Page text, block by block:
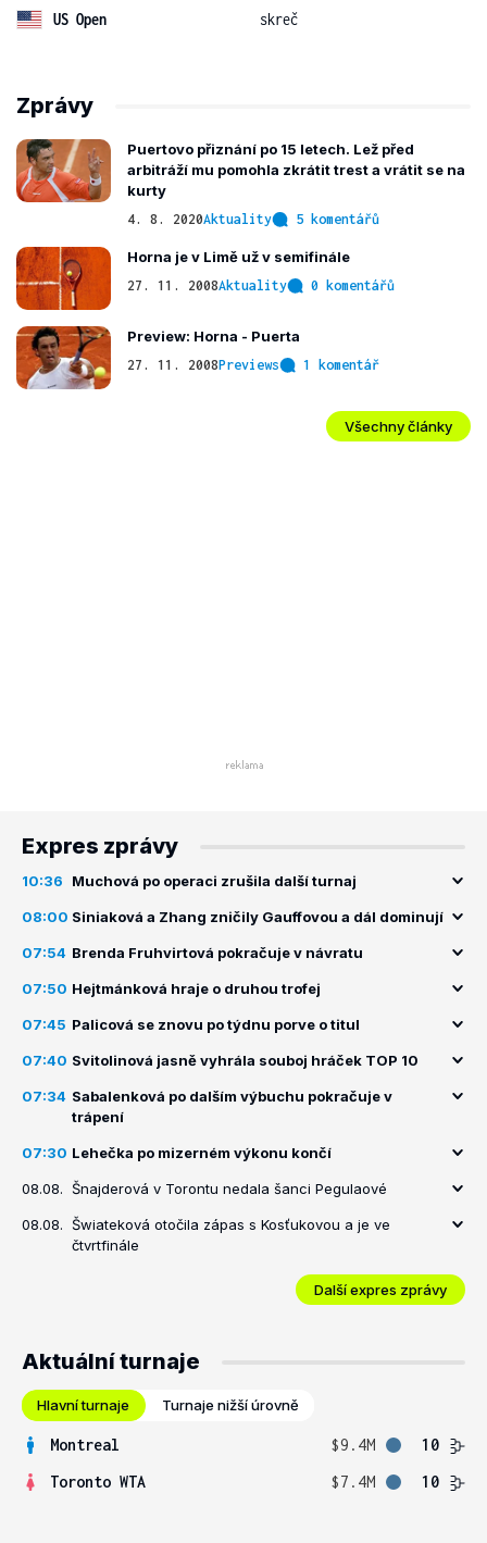
US Open
skreč
Zprávy
Puertovo přiznání po 15 letech. Lež před
arbitráží mu pomohla zkrátit trest a vrátit se na
kurty
4. 8. 2020Aktuality 5 komentářů
Horna je v Limě už v semifinále
27. 11. 2008Aktuality 0 komentářů
Preview: Horna - Puerta
27. 11. 2008Previews 1 komentář
Všechny články
Expres zprávy
10:36 Muchová po operaci zrušila další turnaj
08:00 Siniaková a Zhang zničily Gauffovou a dál dominují
07:54 Brenda Fruhvirtová pokračuje v návratu
07:50 Hejtmánková hraje o druhou trofej
07:45 Palicová se znovu po týdnu porve o titul
07:40 Svitolinová jasně vyhrála souboj hráček TOP 10
07:34 Sabalenková po dalším výbuchu pokračuje v
trápení
07:30 Lehečka po mizerném výkonu končí
08.08. Šnajderová v Torontu nedala šanci Pegulaové
08.08. Šwiateková otočila zápas s Kosťukovou a je ve
čtvrtfinále
Další expres zprávy
Aktuální turnaje
Hlavní turnaje Turnaje nižší úrovně
Montreal $9.4M
10
Toronto WTA
$7.4M 10